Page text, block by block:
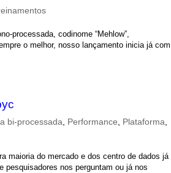
processada, codinome “Mehlow”,
o melhor, nosso lançamento inicia já com
bi-processada Performance Plataforma
maioria do mercado e dos centro de dados já
pesquisadores nos perguntam ou já nos